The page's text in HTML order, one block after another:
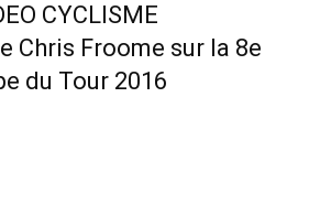
CYCLISME
Chris Froome sur la 8e
du Tour 2016